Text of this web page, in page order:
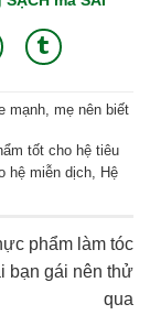
mạnh, mẹ nên biết
tốt cho hệ tiêu
hệ miễn dịch
Hệ
phẩm làm tóc
bạn gái nên thử
qua